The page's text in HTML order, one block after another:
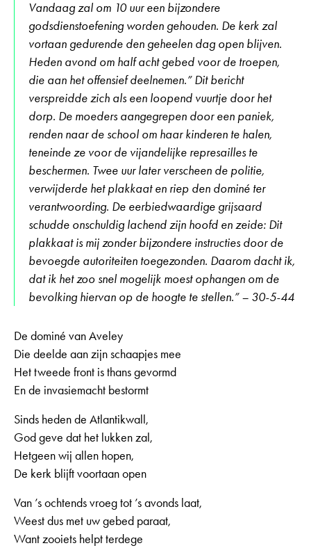
Vandaag zal om 10 uur een bijzondere
godsdienstoefening worden gehouden. De kerk zal
vortaan gedurende den geheelen dag open blijven.
Heden avond om half acht gebed voor de troepen,
die aan het offensief deelnemen.” Dit bericht
verspreidde zich als een loopend vuurtje door het
dorp. De moeders aangegrepen door een paniek,
renden naar de school om haar kinderen te halen,
teneinde ze voor de vijandelijke represailles te
beschermen. Twee uur later verscheen de politie,
verwijderde het plakkaat en riep den dominé ter
verantwoording. De eerbiedwaardige grijsaard
schudde onschuldig lachend zijn hoofd en zeide: Dit
plakkaat is mij zonder bijzondere instructies door de
bevoegde autoriteiten toegezonden. Daarom dacht ik,
dat ik het zoo snel mogelijk moest ophangen om de
bevolking hiervan op de hoogte te stellen.” – 30-5-44
De dominé van Aveley
Die deelde aan zijn schaapjes mee
Het tweede front is thans gevormd
En de invasiemacht bestormt
Sinds heden de Atlantikwall,
God geve dat het lukken zal,
Hetgeen wij allen hopen,
De kerk blijft voortaan open
Van ’s ochtends vroeg tot ’s avonds laat,
Weest dus met uw gebed paraat,
Want zooiets helpt terdege